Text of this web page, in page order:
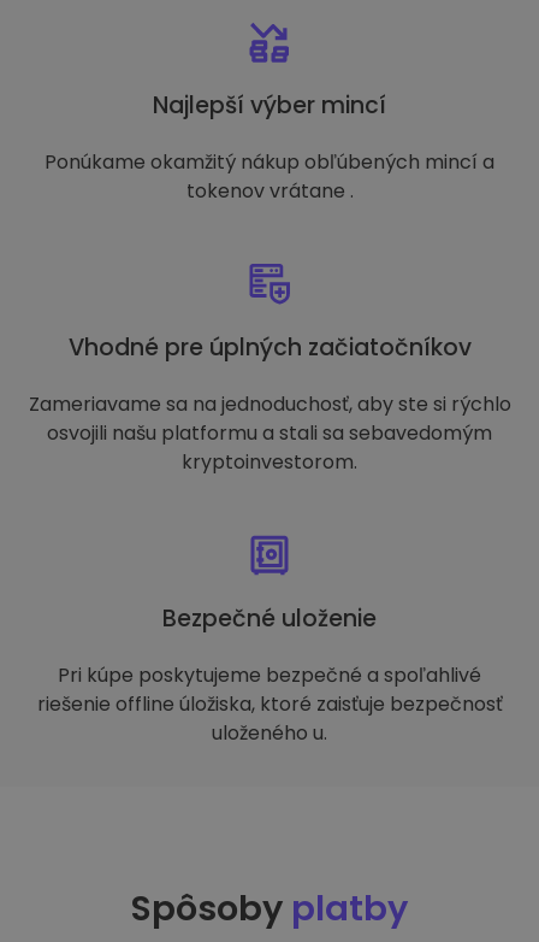
Najlepší výber mincí
Ponúkame okamžitý nákup obľúbených mincí a
tokenov vrátane .
Vhodné pre úplných začiatočníkov
Zameriavame sa na jednoduchosť, aby ste si rýchlo
osvojili našu platformu a stali sa sebavedomým
kryptoinvestorom.
Bezpečné uloženie
Pri kúpe poskytujeme bezpečné a spoľahlivé
riešenie offline úložiska, ktoré zaisťuje bezpečnosť
uloženého u.
Spôsoby platby